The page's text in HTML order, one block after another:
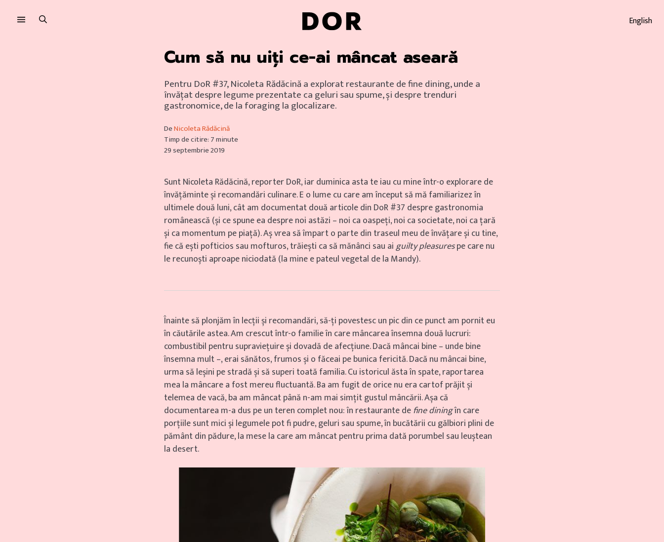
English
Cum să nu uiți ce-ai mâncat aseară
Pentru DoR #37, Nicoleta Rădăcină a explorat restaurante de fine dining, unde a
învățat despre legume prezentate ca geluri sau spume, și despre trenduri
gastronomice, de la foraging la glocalizare.
DeNicoleta Rădăcină
Timp de citire: 7 minute
29 septembrie 2019
Sunt Nicoleta Rădăcină, reporter DoR, iar duminica asta te iau cu mine într-o explorare de
învățăminte și recomandări culinare. E o lume cu care am început să mă familiarizez în
ultimele două luni, cât am documentat două articole din DoR #37 despre gastronomia
românească (și ce spune ea despre noi astăzi – noi ca oaspeți, noi ca societate, noi ca țară
și ca momentum pe piață). Aș vrea să împart o parte din traseul meu de învățare și cu tine,
fie că ești pofticios sau mofturos, trăiești ca să mănânci sau aiguilty pleasurespe care nu
le recunoști aproape niciodată (la mine e pateul vegetal de la Mandy).
Înainte să plonjăm în lecții și recomandări, să-ți povestesc un pic din ce punct am pornit eu
în căutările astea. Am crescut într-o familie în care mâncarea însemna două lucruri:
combustibil pentru supraviețuire și dovadă de afecțiune. Dacă mâncai bine – unde bine
însemna mult –, erai sănătos, frumos și o făceai pe bunica fericită. Dacă nu mâncai bine,
urma să leșini pe stradă și să superi toată familia. Cu istoricul ăsta în spate, raportarea
mea la mâncare a fost mereu fluctuantă. Ba am fugit de orice nu era cartof prăjit și
telemea de vacă, ba am mâncat până n-am mai simțit gustul mâncării. Așa că
documentarea m-a dus pe un teren complet nou: în restaurante define diningîn care
porțiile sunt mici și legumele pot fi pudre, geluri sau spume, în bucătării cu gălbiori plini de
pământ din pădure, la mese la care am mâncat pentru prima dată porumbel sau leuștean
la desert.